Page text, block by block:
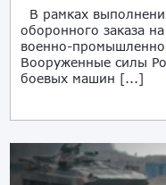
В рамках
оборонного заказа
военно-
Вооруженные силы
боевых машин [...]